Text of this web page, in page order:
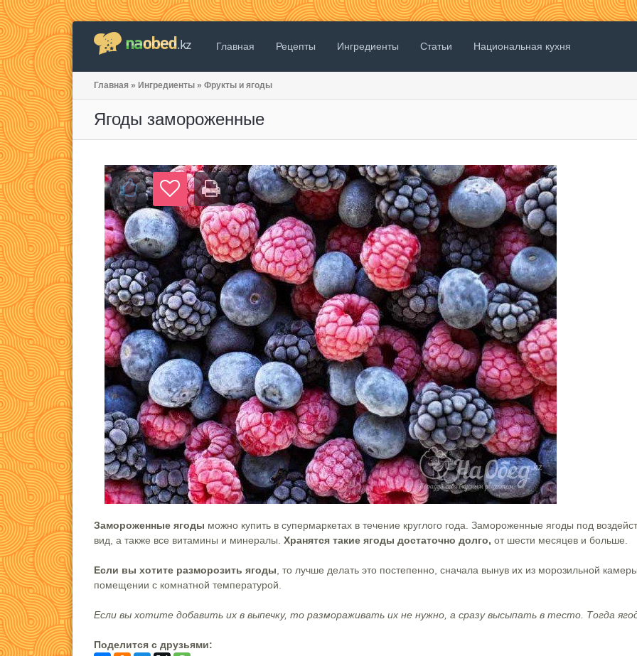
Главная Рецепты Ингредиенты Статьи Национальная кухня
Главная » Ингредиенты » Фрукты и ягоды
Ягоды замороженные
Замороженные ягоды можно купить в супермаркетах в течение круглого года. Замороженные ягоды под
вид, а также все витамины и минералы. Хранятся такие ягоды достаточно долго, от шести месяцев и больше.
Если вы хотите разморозить ягоды , то лучше делать это постепенно, сначала вынув их из морозильной
помещении с комнатной температурой.
Если вы хотите добавить их в выпечку, то размораживать их не нужно, а сразу высыпать в тесто. Тогда
Поделится c друзьями: